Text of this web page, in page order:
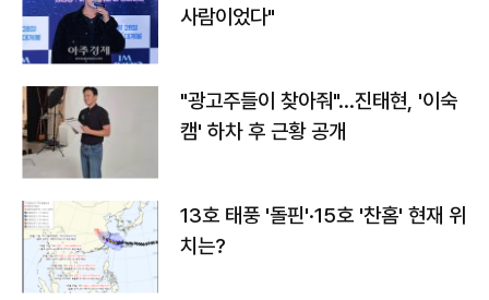
사람이었다"
"광고주들이 찾아줘"…진태현, '이숙
캠' 하차 후 근황 공개
13호 태풍 '돌핀'·15호 '찬홈' 현재 위
치는?